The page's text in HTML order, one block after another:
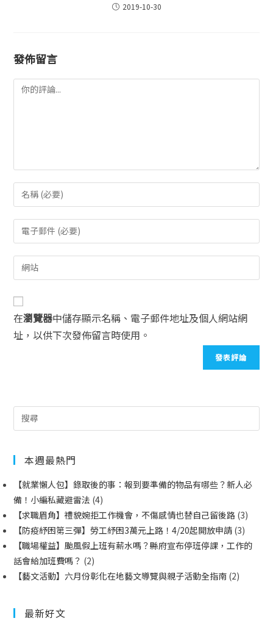
2019-10-30
發佈留言
在瀏覽器中儲存顯示名稱、電子郵件地址及個人網站網
址，以供下次發佈留言時使用。
本週最熱門
【就業懶人包】錄取後的事：報到要準備的物品有哪些？新人必
備！小編私藏避雷法 (4)
【求職眉角】禮貌婉拒工作機會，不傷感情也替自己留後路 (3)
【防疫紓困第三彈】勞工紓困3萬元上路！4/20起開放申請 (3)
【職場權益】颱風假上班有薪水嗎？縣府宣布停班停課，工作的
話會給加班費嗎？ (2)
【藝文活動】六月份彰化在地藝文導覽與親子活動全指南 (2)
最新好文